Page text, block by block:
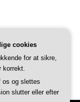
cookies
for at sikre,
korrekt.
og slettes
slutter eller efter